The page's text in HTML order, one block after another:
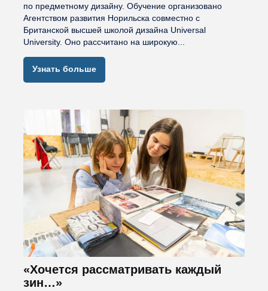
по предметному дизайну. Обучение организовано
Агентством развития Норильска совместно с
Британской высшей школой дизайна Universal
University. Оно рассчитано на широкую...
Узнать больше
«Хочется рассматривать каждый
зин…»